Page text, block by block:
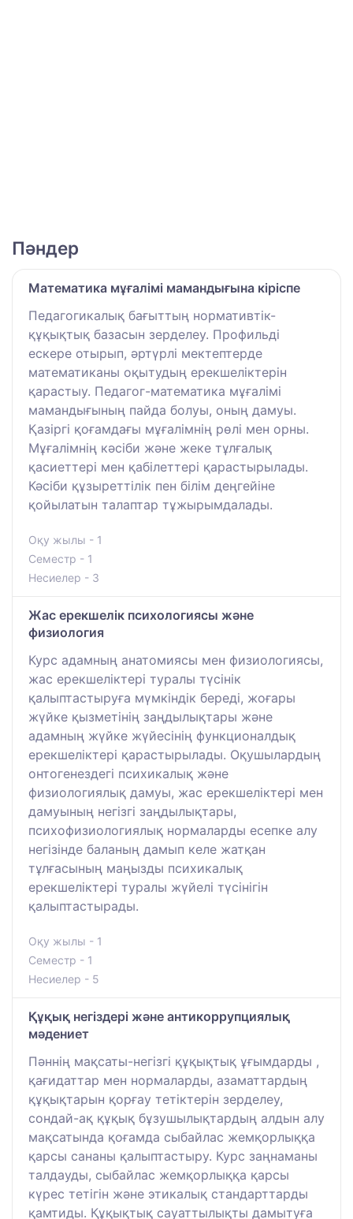
Пәндер
Математика мұғалімі мамандығына кіріспе
Педагогикалық бағыттың нормативтік-
құқықтық базасын зерделеу. Профильді
ескере отырып, әртүрлі мектептерде
математиканы оқытудың ерекшеліктерін
қарастыу. Педагог-математика мұғалімі
мамандығының пайда болуы, оның дамуы.
Қазіргі қоғамдағы мұғалімнің рөлі мен орны.
Мұғалімнің кәсіби және жеке тұлғалық
қасиеттері мен қабілеттері қарастырылады.
Кәсіби құзыреттілік пен білім деңгейіне
қойылатын талаптар тұжырымдалады.
Оқу жылы - 1
Семестр - 1
Несиелер - 3
Жас ерекшелік психологиясы және
физиология
Курс адамның анатомиясы мен физиологиясы,
жас ерекшеліктері туралы түсінік
қалыптастыруға мүмкіндік береді, жоғары
жүйке қызметінің заңдылықтары және
адамның жүйке жүйесінің функционалдық
ерекшеліктері қарастырылады. Оқушылардың
онтогенездегі психикалық және
физиологиялық дамуы, жас ерекшеліктері мен
дамуының негізгі заңдылықтары,
психофизиологиялық нормаларды есепке алу
негізінде баланың дамып келе жатқан
тұлғасының маңызды психикалық
ерекшеліктері туралы жүйелі түсінігін
қалыптастырады.
Оқу жылы - 1
Семестр - 1
Несиелер - 5
Құқық негіздері және антикоррупциялық
мәдениет
Пәннің мақсаты-негізгі құқықтық ұғымдарды ,
қағидаттар мен нормаларды, азаматтардың
құқықтарын қорғау тетіктерін зерделеу,
сондай-ақ құқық бұзушылықтардың алдын алу
мақсатында қоғамда сыбайлас жемқорлыққа
қарсы сананы қалыптастыру. Курс заңнаманы
талдауды, сыбайлас жемқорлыққа қарсы
күрес тетігін және этикалық стандарттарды
қамтиды. Құқықтық сауаттылықты дамытуға